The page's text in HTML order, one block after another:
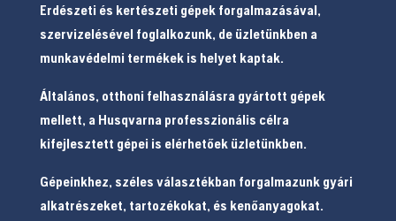
Erdészeti és kertészeti gépek forgalmazásával,
szervizelésével foglalkozunk, de üzletünkben a
munkavédelmi termékek is helyet kaptak.
Általános, otthoni felhasználásra gyártott gépek
mellett, a Husqvarna professzionális célra
kifejlesztett gépei is elérhetőek üzletünkben.
Gépeinkhez, széles választékban forgalmazunk gyári
alkatrészeket, tartozékokat, és kenőanyagokat.